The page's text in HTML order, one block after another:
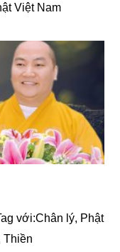
Việt Nam
với:Chân lý, Phật
Thiền